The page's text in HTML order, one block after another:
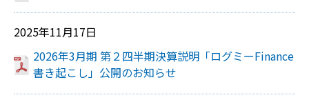
2025年11月17日
2026年3月期 第２四半期決算説明「ログミーFinance
書き起こし」公開のお知らせ